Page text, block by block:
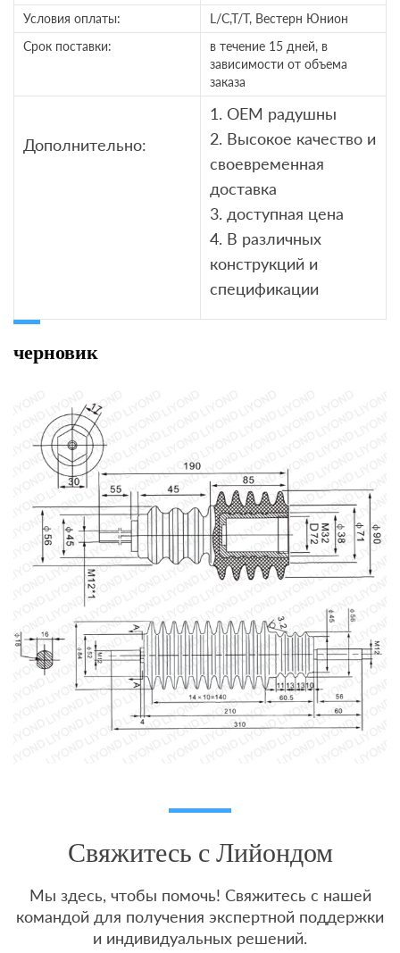
Условия оплаты:
L/C,T/T, Вестерн Юнион
Срок поставки:
в течение 15 дней, в
зависимости от объема
заказа
Дополнительно:
1. OEM радушны
2. Высокое качество и
своевременная
доставка
3. доступная цена
4. В различных
конструкций и
спецификации
черновик
Свяжитесь с Лийондом
Мы здесь, чтобы помочь! Свяжитесь с нашей
командой для получения экспертной поддержки
и индивидуальных решений.